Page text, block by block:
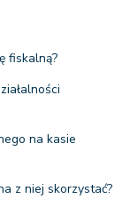
fiskalną?
na kasie
z niej skorzystać?